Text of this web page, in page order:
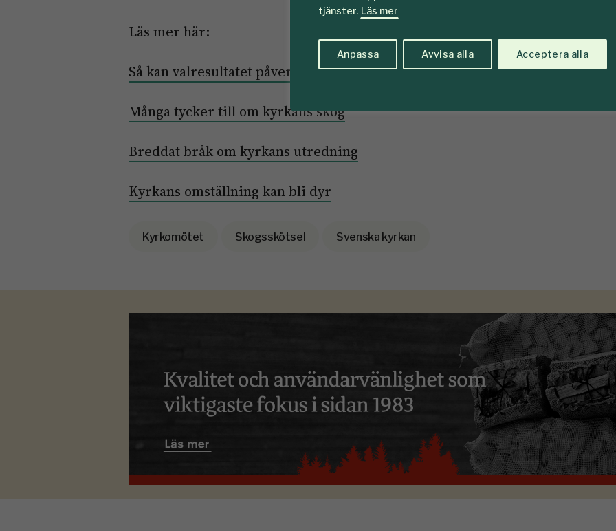
tjänster. Läs mer
Anpassa Avvisa alla Acceptera alla
Läs mer här:
Så kan valresultatet påverka skogsbruket
Många tycker till om kyrkans skog
Breddat bråk om kyrkans utredning
Kyrkans omställning kan bli dyr
Kyrkomötet Skogsskötsel Svenska kyrkan